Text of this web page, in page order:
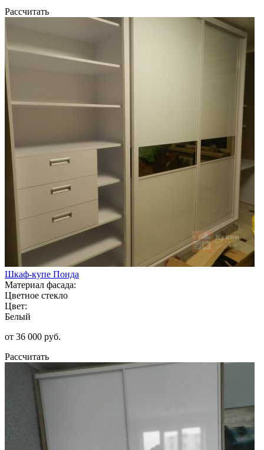
Рассчитать
Шкаф-купе Понда
Материал фасада:
Цветное стекло
Цвет:
Белый
от 36 000 руб.
Рассчитать